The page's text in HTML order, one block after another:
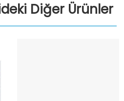
Diğer Ürünler